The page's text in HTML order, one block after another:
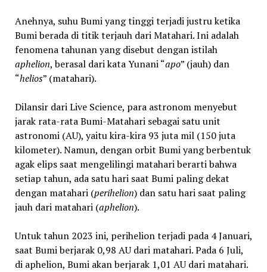
Anehnya, suhu Bumi yang tinggi terjadi justru ketika
Bumi berada di titik terjauh dari Matahari. Ini adalah
fenomena tahunan yang disebut dengan istilah
aphelion, berasal dari kata Yunani “apo” (jauh) dan
“helios” (matahari).
Dilansir dari Live Science, para astronom menyebut
jarak rata-rata Bumi-Matahari sebagai satu unit
astronomi (AU), yaitu kira-kira 93 juta mil (150 juta
kilometer). Namun, dengan orbit Bumi yang berbentuk
agak elips saat mengelilingi matahari berarti bahwa
setiap tahun, ada satu hari saat Bumi paling dekat
dengan matahari (perihelion) dan satu hari saat paling
jauh dari matahari (aphelion).
Untuk tahun 2023 ini, perihelion terjadi pada 4 Januari,
saat Bumi berjarak 0,98 AU dari matahari. Pada 6 Juli,
di aphelion, Bumi akan berjarak 1,01 AU dari matahari.